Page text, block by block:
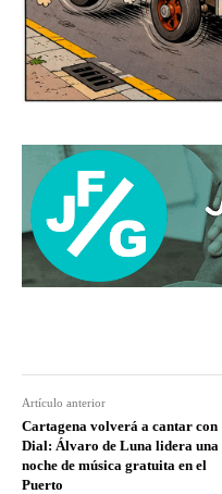
Artículo anterior
Cartagena volverá a cantar con
Dial: Álvaro de Luna lidera una
noche de música gratuita en el
Puerto